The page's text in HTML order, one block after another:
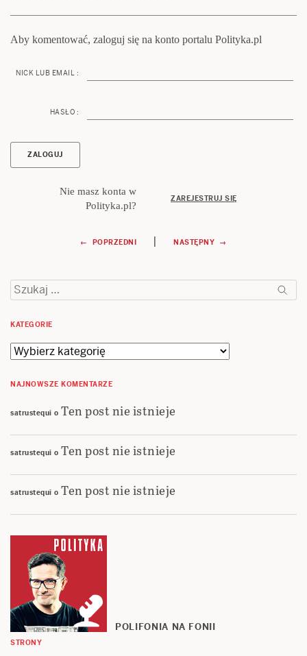
Aby komentować, zaloguj się na konto portalu Polityka.pl
NICK LUB EMAIL :
HASŁO :
Nie masz konta w
Polityka.pl?
ZAREJESTRUJ SIĘ
Nawigacja
wpisu
← POPRZEDNI | NASTĘPNY →
Szukaj:
KATEGORIE
Kategorie
NAJNOWSZE KOMENTARZE
satrustequi o Ten post nie istnieje
satrustequi o Ten post nie istnieje
satrustequi o Ten post nie istnieje
POLIFONIA NA FONII
STRONY